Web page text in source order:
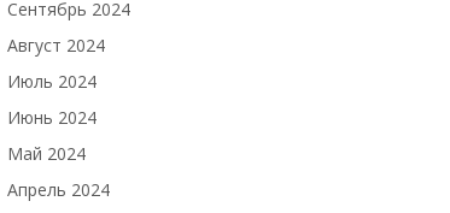
Сентябрь 2024
Август 2024
Июль 2024
Июнь 2024
Май 2024
Апрель 2024